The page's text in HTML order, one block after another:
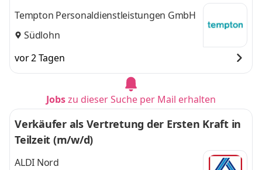
Tempton Personaldienstleistungen GmbH
Südlohn
vor 2 Tagen
Jobszu dieser Suche per Mail erhalten
Verkäufer als Vertretung der Ersten Kraft in
Teilzeit (m/w/d)
ALDI Nord